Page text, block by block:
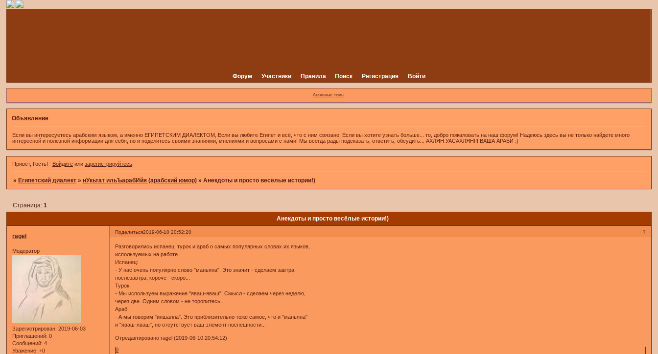
Форум Участники Правила Поиск Регистрация Войти
Активные темы
Объявление
Если вы интересуетесь арабским языком, а именно ЕГИПЕТСКИМ ДИАЛЕКТОМ, Если вы любите Египет и всё, что с ним связано, Если вы хотите узнать больше... то, добро пожаловать на наш форум! Надеюсь здесь вы не только найдете много
интересной и полезной информации для себя, но и поделитесь своими знаниями, мнениями и вопросами с нами! Мы всегда рады подсказать, ответить, обсудить... АХЛЯН УАСАХЛЯН!!! ВАША АРАБИ :)
Привет, Гость! Войдитеили зарегистрируйтесь.
» Египетский диалект » нУкьтат ильЪарабИйя (арабский юмор) » Анекдоты и просто весёлые истории!)
Анекдоты и просто весёлые истории!)
Страница: 1
Поделиться 1
2019-06-10 20:52:20
ragel
Модератор
Зарегистрирован: 2019-06-03
Приглашений: 0
Сообщений: 4
Уважение: +0
Разговорились испанец, турок и араб о самых популярных словах их языков,
используeмых на работе.
Испанец:
- У нас очень популярно слово "маньяна". Это значит - сделаем завтра,
послезавтра, короче - скоро...
Турок:
- Мы используем выражение "яваш-яваш". Смысл - сделаем через неделю,
через две. Одним словом - не торопитесь...
Араб:
- А мы говорим "иншалла". Это приблизительно тоже самое, что и "маньяна"
и "яваш-яваш", но отсутствует ваш элемент поспешности...
Отредактировано ragel (2019-06-10 20:54:12)
0